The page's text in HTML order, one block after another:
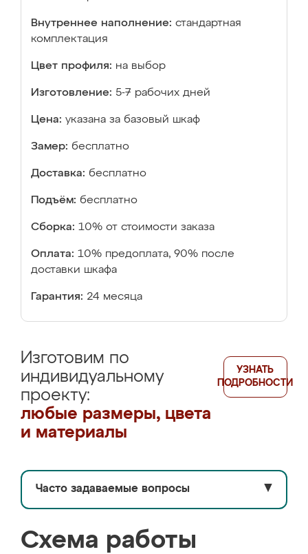
Внутреннее наполнение: стандартная
комплектация
Цвет профиля: на выбор
Изготовление: 5-7 рабочих дней
Цена: указана за базовый шкаф
Замер: бесплатно
Доставка: бесплатно
Подъём: бесплатно
Сборка: 10% от стоимости заказа
Оплата: 10% предоплата, 90% после
доставки шкафа
Гарантия: 24 месяца
Изготовим по
индивидуальному
проекту:
любые размеры, цвета
и материалы
УЗНАТЬ
ПОДРОБНОСТИ
Часто задаваемые вопросы ▼
Схема работы